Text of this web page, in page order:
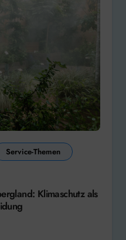
Service-Themen
Klimaschutz als